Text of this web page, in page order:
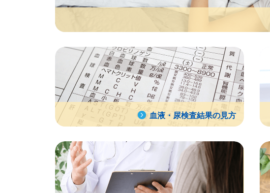
血液・尿検査結果の見方